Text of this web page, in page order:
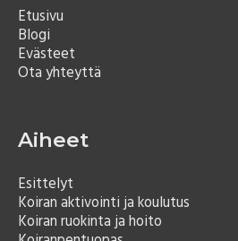
Etusivu
Blogi
Evästeet
Ota yhteyttä
Aiheet
Esittelyt
Koiran aktivointi ja koulutus
Koiran ruokinta ja hoito